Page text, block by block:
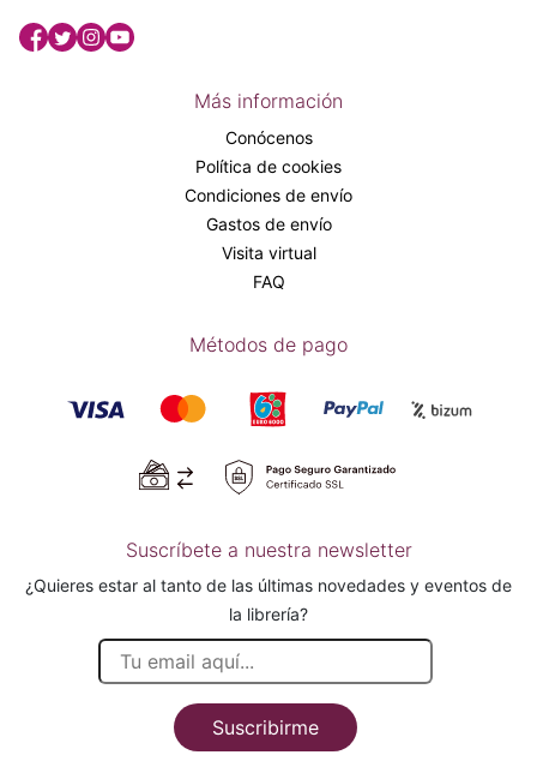
Más información
Conócenos
Política de cookies
Condiciones de envío
Gastos de envío
Visita virtual
FAQ
Métodos de pago
Suscríbete a nuestra newsletter
¿Quieres estar al tanto de las últimas novedades y eventos de
la librería?
Suscribirme